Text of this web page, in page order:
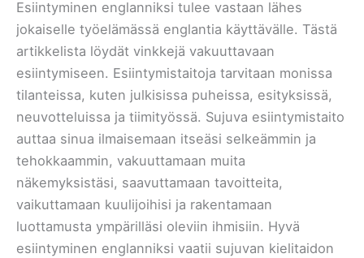
Esiintyminen englanniksi tulee vastaan lähes
jokaiselle työelämässä englantia käyttävälle. Tästä
artikkelista löydät vinkkejä vakuuttavaan
esiintymiseen. Esiintymistaitoja tarvitaan monissa
tilanteissa, kuten julkisissa puheissa, esityksissä,
neuvotteluissa ja tiimityössä. Sujuva esiintymistaito
auttaa sinua ilmaisemaan itseäsi selkeämmin ja
tehokkaammin, vakuuttamaan muita
näkemyksistäsi, saavuttamaan tavoitteita,
vaikuttamaan kuulijoihisi ja rakentamaan
luottamusta ympärilläsi oleviin ihmisiin. Hyvä
esiintyminen englanniksi vaatii sujuvan kielitaidon